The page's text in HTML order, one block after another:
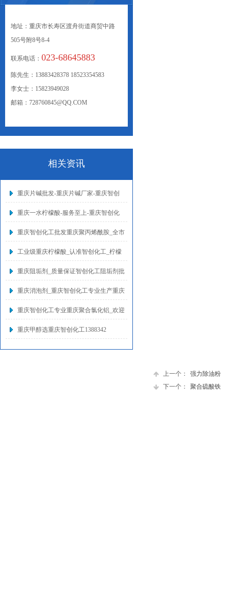
上一个：
强力除油粉
下一个：
聚合硫酸铁
地址：重庆市长寿区渡舟街道商贸中路
505号附8号8-4
联系电话： 023-68645883
陈先生：13883428378 18523354583
李女士：15823949028
邮箱：728760845@QQ.COM
相关资讯
重庆片碱批发-重庆片碱厂家-重庆智创
重庆一水柠檬酸-服务至上-重庆智创化
重庆智创化工批发重庆聚丙烯酰胺_全市
工业级重庆柠檬酸_认准智创化工_柠檬
重庆阻垢剂_质量保证智创化工阻垢剂批
重庆消泡剂_重庆智创化工专业生产重庆
重庆智创化工专业重庆聚合氯化铝_欢迎
重庆甲醇选重庆智创化工1388342